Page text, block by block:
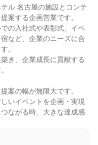
ル 名古屋の施設とコンテ
案する企画営業です。
の入社式や表彰式、イベ
など、企業のニーズに合
。
き、企業成長に貢献する
案の幅が無限大です。
いイベントを企画・実現
ながる時、大きな達成感